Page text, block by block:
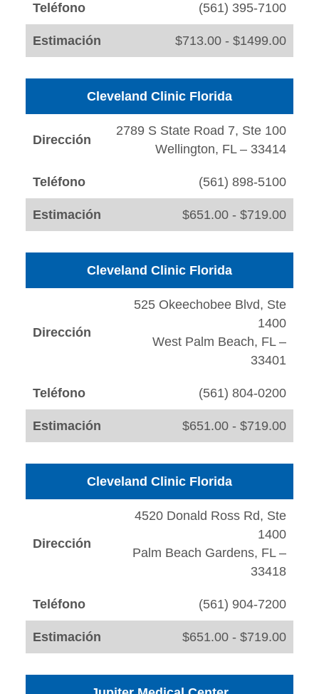
Teléfono (561) 395-7100
Estimación $713.00 - $1499.00
Cleveland Clinic Florida
Dirección
2789 S State Road 7, Ste 100
Wellington, FL – 33414
Teléfono (561) 898-5100
Estimación $651.00 - $719.00
Cleveland Clinic Florida
Dirección
525 Okeechobee Blvd, Ste
1400
West Palm Beach, FL –
33401
Teléfono (561) 804-0200
Estimación $651.00 - $719.00
Cleveland Clinic Florida
Dirección
4520 Donald Ross Rd, Ste
1400
Palm Beach Gardens, FL –
33418
Teléfono (561) 904-7200
Estimación $651.00 - $719.00